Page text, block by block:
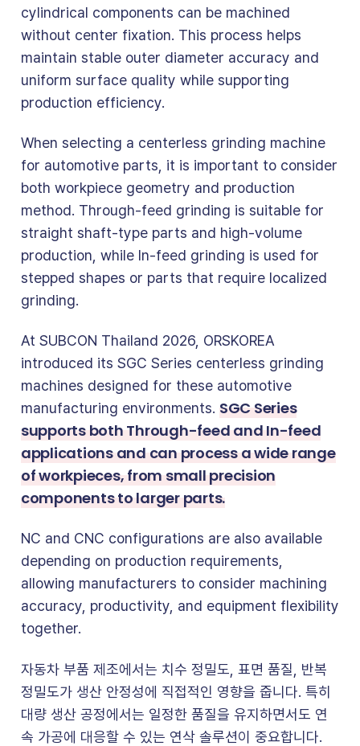
cylindrical components can be machined
without center fixation. This process helps
maintain stable outer diameter accuracy and
uniform surface quality while supporting
production efficiency.
When selecting a centerless grinding machine
for automotive parts, it is important to consider
both workpiece geometry and production
method. Through-feed grinding is suitable for
straight shaft-type parts and high-volume
production, while In-feed grinding is used for
stepped shapes or parts that require localized
grinding.
At SUBCON Thailand 2026, ORSKOREA
introduced its SGC Series centerless grinding
machines designed for these automotive
manufacturing environments. SGC Series
supports both Through-feed and In-feed
applications and can process a wide range
of workpieces, from small precision
components to larger parts.
NC and CNC configurations are also available
depending on production requirements,
allowing manufacturers to consider machining
accuracy, productivity, and equipment flexibility
together.
자동차 부품 제조에서는 치수 정밀도, 표면 품질, 반복
정밀도가 생산 안정성에 직접적인 영향을 줍니다. 특히
대량 생산 공정에서는 일정한 품질을 유지하면서도 연
속 가공에 대응할 수 있는 연삭 솔루션이 중요합니다.